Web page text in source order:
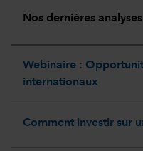
Nos dernières analyses
Webinaire :
internationaux
Comment investir sur